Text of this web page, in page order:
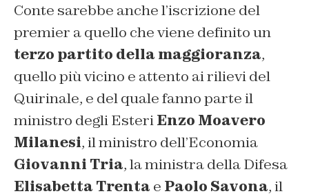
Conte sarebbe anche l’iscrizione del
premier a quello che viene definito un
terzo partito della maggioranza,
quello più vicino e attento ai rilievi del
Quirinale, e del quale fanno parte il
ministro degli EsteriEnzo Moavero
Milanesi, il ministro dell’Economia
Giovanni Tria, la ministra della Difesa
Elisabetta Trenta e Paolo Savona, il